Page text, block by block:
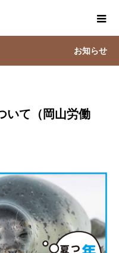
お知らせ
いて（岡山労働